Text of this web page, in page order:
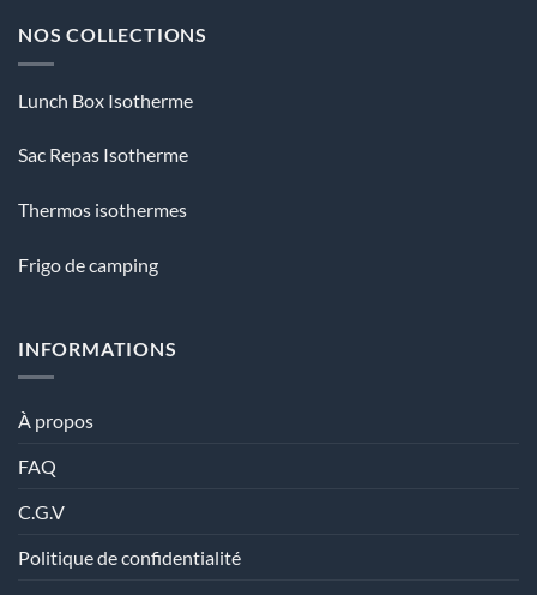
NOS COLLECTIONS
Lunch Box Isotherme
Sac Repas Isotherme
Thermos isothermes
Frigo de camping
INFORMATIONS
À propos
FAQ
C.G.V
Politique de confidentialité